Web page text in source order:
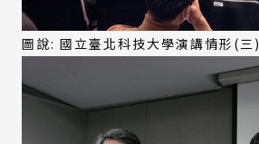
圖說: 國立臺北科技大學演講情形(三)